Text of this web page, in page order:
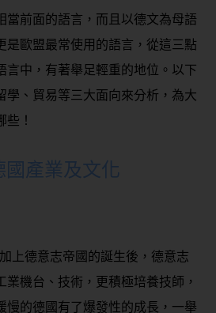
當前面的語言，而且以德文為母語
是歐盟最常使用的語言，從這三點
言中，有著舉足輕重的地位。以下
學、貿易等三大面向來分析，為大
！
產業及文化
上德意志帝國的誕生後，德意志
業機台、技術，更積極培養技師，
慢的德國有了爆發性的成長，一舉